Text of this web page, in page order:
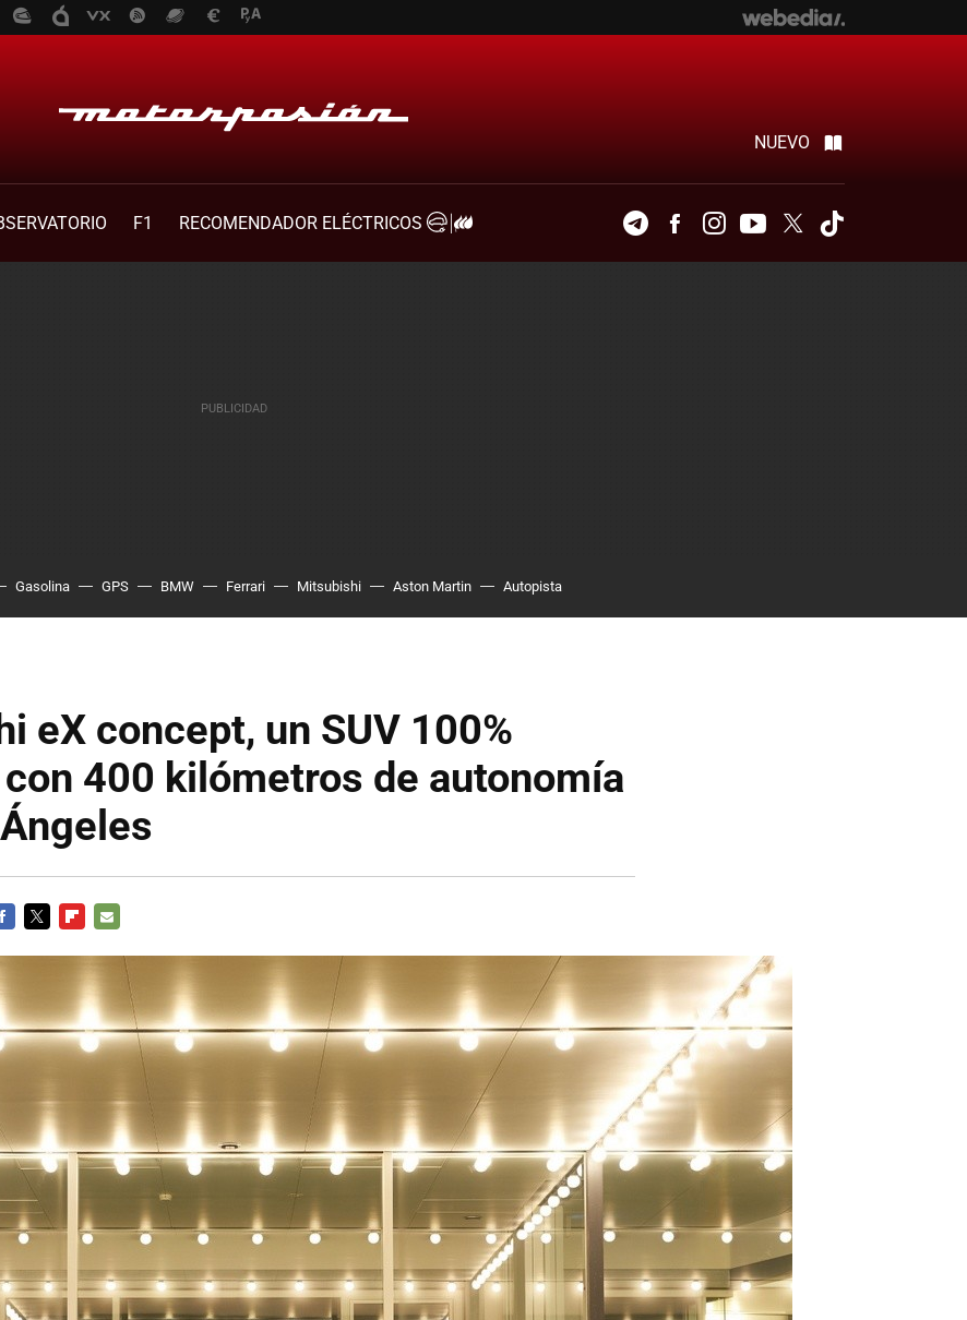
NUEVO
F1
RECOMENDADOR ELÉCTRICOS
TelegramFacebookInstagramYoutubeTwitter
Gasolina GPS BMW Ferrari Mitsubishi Aston Martin Autopista
eX concept, un SUV 100%
400 kilómetros de autonomía
MAIL